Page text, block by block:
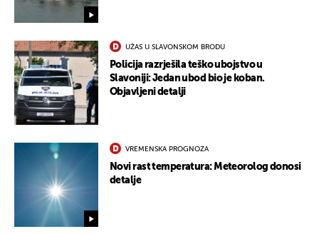
UŽAS U SLAVONSKOM BRODU
Policija razrješila teško ubojstvo u
Slavoniji: Jedan ubod bio je koban.
Objavljeni detalji
VREMENSKA PROGNOZA
Novi rast temperatura: Meteorolog donosi
detalje